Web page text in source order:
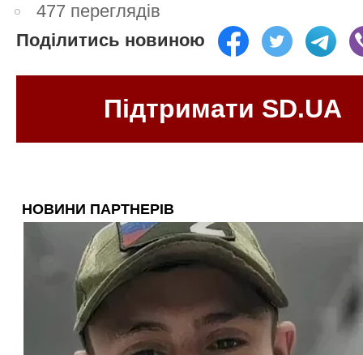
477 переглядів
Поділитись новиною
Підтримати SD.UA